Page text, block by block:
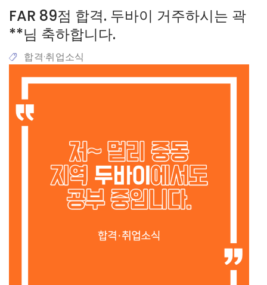
FAR 89점 합격. 두바이 거주하시는 곽
**님 축하합니다.
합격·취업소식